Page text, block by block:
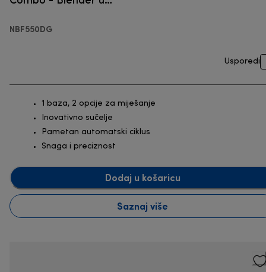
NBF550DG
Usporedi
1 baza, 2 opcije za miješanje
Inovativno sučelje
Pametan automatski ciklus
Snaga i preciznost
Dodaj u košaricu
Saznaj više